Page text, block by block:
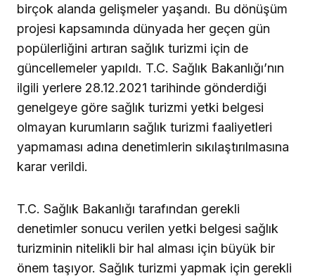
birçok alanda gelişmeler yaşandı. Bu dönüşüm
projesi kapsamında dünyada her geçen gün
popülerliğini artıran sağlık turizmi için de
güncellemeler yapıldı. T.C. Sağlık Bakanlığı’nın
ilgili yerlere 28.12.2021 tarihinde gönderdiği
genelgeye göre sağlık turizmi yetki belgesi
olmayan kurumların sağlık turizmi faaliyetleri
yapmaması adına denetimlerin sıkılaştırılmasına
karar verildi.
T.C. Sağlık Bakanlığı tarafından gerekli
denetimler sonucu verilen yetki belgesi sağlık
turizminin nitelikli bir hal alması için büyük bir
önem taşıyor. Sağlık turizmi yapmak için gerekli